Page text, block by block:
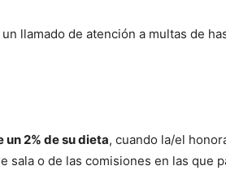
llamado de atención a multas de
un 2% de su dieta, cuando la/el
sala o de las comisiones en las que